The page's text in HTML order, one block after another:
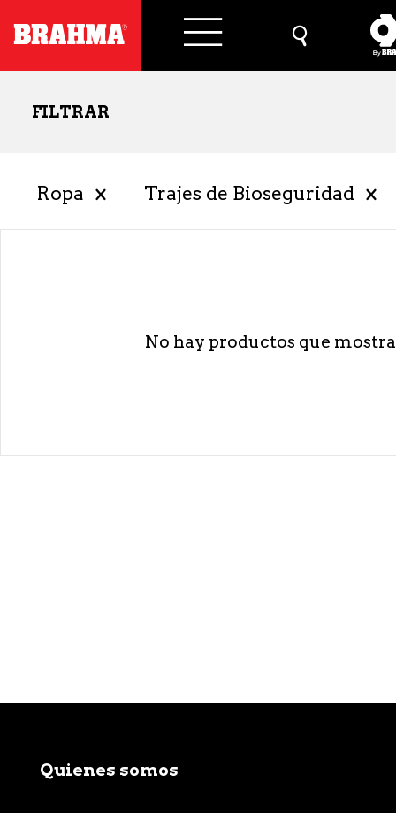
FILTRAR
Ropa Trajes de Bioseguridad
No hay productos que
Quienes somos